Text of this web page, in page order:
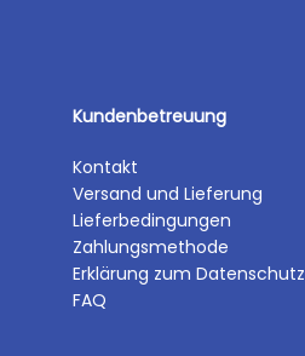
Kundenbetreuung
Kontakt
Versand und Lieferung
Lieferbedingungen
Zahlungsmethode
Erklärung zum Datenschutz
FAQ